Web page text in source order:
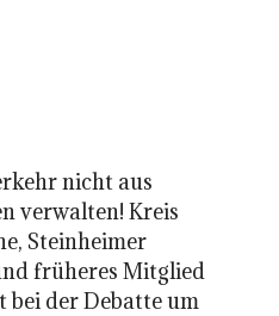
nicht aus
verwalten! Kreis
Steinheimer
früheres Mitglied
bei der Debatte um